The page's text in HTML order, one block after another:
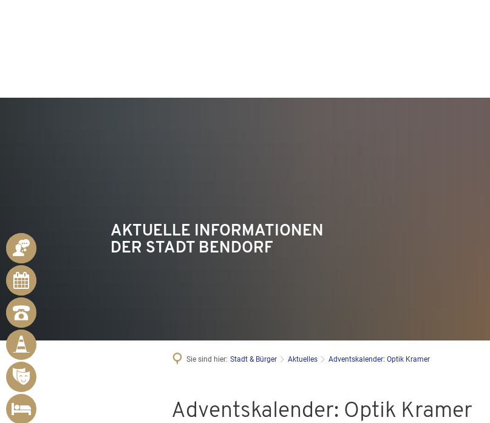
AKTUELLE INFORMATIONEN
DER STADT BENDORF
ANSPRECHPARTNER
ONLINE-
TERMINE
NOTRUFNUMMERN
BÜRGER
MELDEN
MÄNGEL
VERANSTALTUNGSÜBERSICHT
UNTERKUNFT
SUCHEN
Sie sind hier: Stadt & Bürger Aktuelles Adventskalender: Optik Kramer
Adventskalender: Optik Kramer